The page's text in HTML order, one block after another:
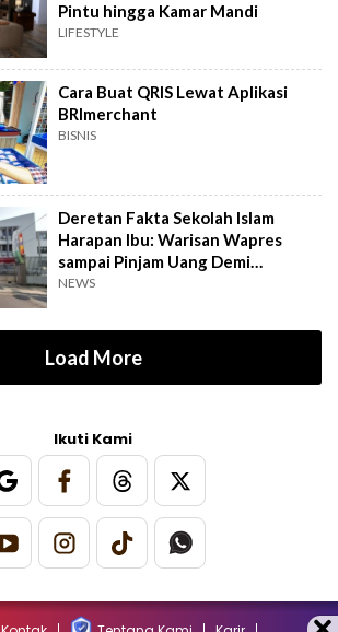
Pintu hingga Kamar Mandi
LIFESTYLE
Cara Buat QRIS Lewat Aplikasi
BRImerchant
BISNIS
Deretan Fakta Sekolah Islam
Harapan Ibu: Warisan Wapres
sampai Pinjam Uang Demi
Lapangan Padel
NEWS
Load More
Ikuti Kami